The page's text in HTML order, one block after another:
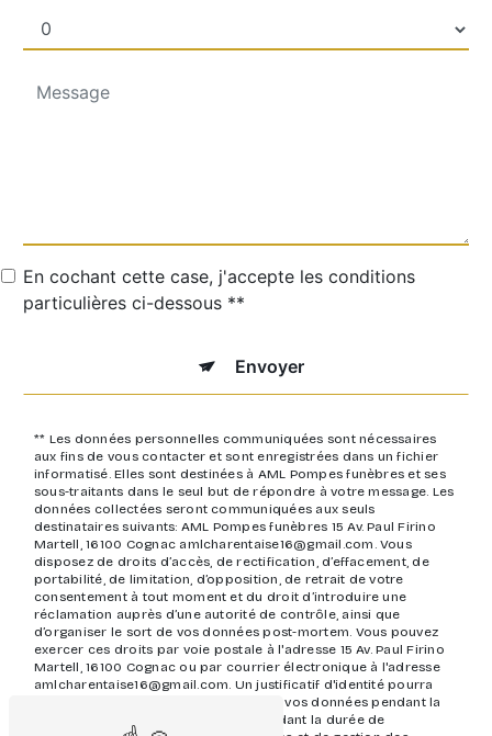
En cochant cette case, j'accepte les conditions
particulières ci-dessous **
Envoyer
** Les données personnelles communiquées sont nécessaires
aux fins de vous contacter et sont enregistrées dans un fichier
informatisé. Elles sont destinées à AML Pompes funèbres et ses
sous-traitants dans le seul but de répondre à votre message. Les
données collectées seront communiquées aux seuls
destinataires suivants: AML Pompes funèbres 15 Av. Paul Firino
Martell, 16100 Cognac amlcharentaise16@gmail.com. Vous
disposez de droits d’accès, de rectification, d’effacement, de
portabilité, de limitation, d’opposition, de retrait de votre
consentement à tout moment et du droit d’introduire une
réclamation auprès d’une autorité de contrôle, ainsi que
d’organiser le sort de vos données post-mortem. Vous pouvez
exercer ces droits par voie postale à l'adresse 15 Av. Paul Firino
Martell, 16100 Cognac ou par courrier électronique à l'adresse
amlcharentaise16@gmail.com. Un justificatif d'identité pourra
vous être demandé. Nous conservons vos données pendant la
période de prise de contact puis pendant la durée de